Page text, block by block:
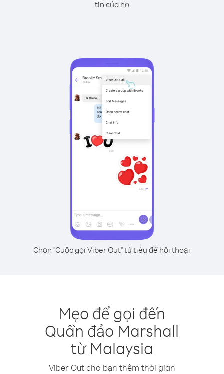
tin của họ
Chọn "Cuộc gọi Viber Out" từ tiêu đề hội thoại
Mẹo để gọi đến
Quần đảo Marshall
từ Malaysia
Viber Out cho bạn thêm thời gian